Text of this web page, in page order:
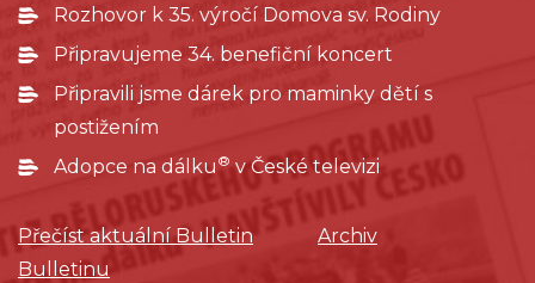
Rozhovor k 35. výročí Domova sv. Rodiny
Připravujeme 34. benefiční koncert
Připravili jsme dárek pro maminky dětí s
postižením
Adopce na dálku ®v České televizi
Přečíst aktuální Bulletin
Archiv
Bulletinu